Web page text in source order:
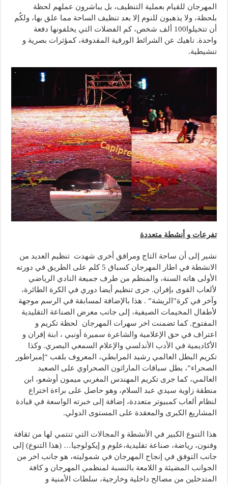
المهرجان للقيام بعملية التنظيف، بل يباشرون عملهم لحظة
بلحظة، ولا يذهبون للنوم إلا بعد تنظيف الساحة مما علق بها، ولكُم
أن تتخيلوا100 ألف شخص، كم الفضلات التي يخلفونها دفعة
واحدة. ناهيك عن الشرائط الورقية المقدوفة، كمؤثرات بصرية و
تنشيطية.
تفرعات و أنشطة متعددة
نشير إلى أن ساحة التاج ومرافق أخرى شهدت تنظيم العديد من
الانشطة في اطار المهرجان كسباق 5 كلم على الطريق في دورته
الأولى هاته السنة، والمنظم من طرف جميعة النادي الرياضي
لألعاب القوى بإفران. جرى تنظيم أيضا دوري في الكرة الطائرة،
وآخر في كرة”الريشة” . هذا بالإضافة لمسابقة في الرسم موجهة
لأطفال المخيمات الصيفية، إلى جانب معرض الصناعة التقليدية
المفتوح. كما تضمنت اخر سهرات المهرجان لحظة تكريم و
اعتراف في حق الإعلامية والشاعرة سميرة أونبي ، ابنة إفران و
الأكاديمية في الأدب الأندلسي والإعلام السمعي البصري. وكذا
تكريم البطل العالمي رشيد المرابطي، المعروف بلقب “إمبراطور
الصحراء”، بطل سباقات الماراثون الصحراوي على الصعيد
العالمي، كما جرى تكريم المهندس المغربي ميمون أوشعو، ابن
منطقة زاوية سيدي عبد السلام، وهو حاصل على براءة اختراع
لنظام ألعاب كمبيوتر متعددة، إضافة إلى خبرته الواسعة في قيادة
المشاريع الكبرى والمعقدة على المستوى الدولي.
هذا التنوع الكبير في الأنشطة و المجالات التي تنتمي لها من ثقافة
وفنون، رياضة، صناعة تقليدية،علوم و إيكولوجيا… (هذا التنوع) إلى
جانب التوفق في إنجاح المهرجان في شموليته، هو جانب اخر من
الجوانب المضيئة و اللامعة بالنسبة لمنظمي المهرجان و كافة
المتدخلين من مصالح داخلية وخارجية، سلطات الأمنية و